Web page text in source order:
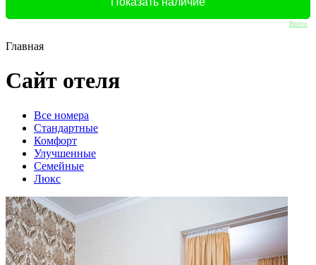
Bnovo
Главная
Сайт отеля
Вcе номера
Стандартные
Комфорт
Улучшенные
Семейные
Люкс